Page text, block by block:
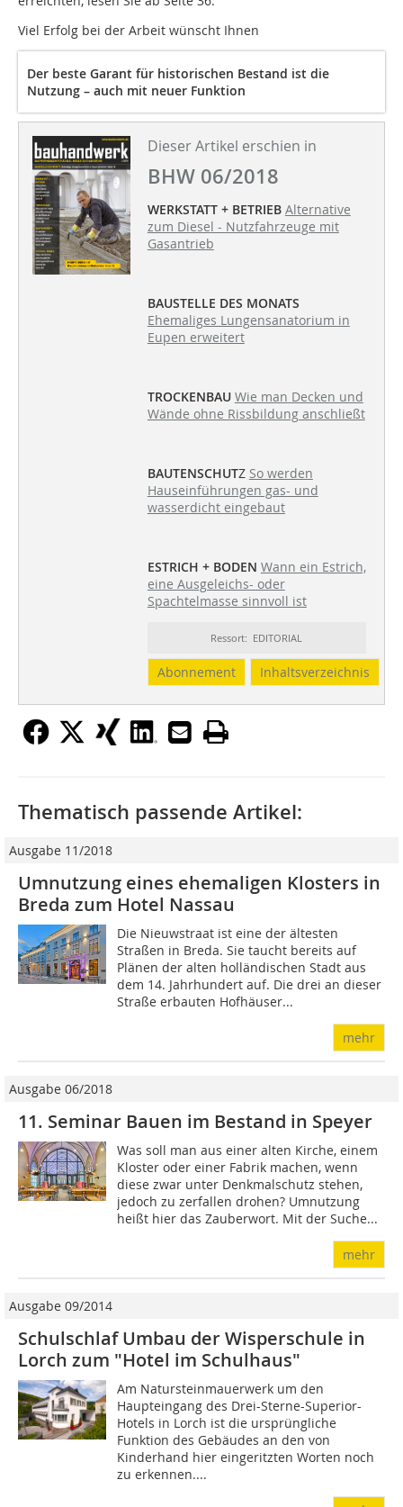
Viel Erfolg bei der Arbeit wünscht Ihnen
Der beste Garant für historischen Bestand ist die
Nutzung – auch mit neuer Funktion
Dieser Artikel erschien in
BHW 06/2018
WERKSTATT + BETRIEB Alternative
zum Diesel - Nutzfahrzeuge mit
Gasantrieb
BAUSTELLE DES MONATS
Ehemaliges Lungensanatorium in
Eupen erweitert
TROCKENBAU Wie man Decken und
Wände ohne Rissbildung anschließt
BAUTENSCHUTZ So werden
Hauseinführungen gas- und
wasserdicht eingebaut
ESTRICH + BODEN Wann ein Estrich,
eine Ausgeleichs- oder
Spachtelmasse sinnvoll ist
Ressort: EDITORIAL
Abonnement Inhaltsverzeichnis
Thematisch passende Artikel:
Ausgabe 11/2018
Umnutzung eines ehemaligen Klosters in
Breda zum Hotel Nassau
Die Nieuwstraat ist eine der ältesten
Straßen in Breda. Sie taucht bereits auf
Plänen der alten holländischen Stadt aus
dem 14. Jahrhundert auf. Die drei an dieser
Straße erbauten Hofhäuser...
mehr
Ausgabe 06/2018
11. Seminar Bauen im Bestand in Speyer
Was soll man aus einer alten Kirche, einem
Kloster oder einer Fabrik machen, wenn
diese zwar unter Denkmalschutz stehen,
jedoch zu zerfallen drohen? Umnutzung
heißt hier das Zauberwort. Mit der Suche...
mehr
Ausgabe 09/2014
Schulschlaf Umbau der Wisperschule in
Lorch zum "Hotel im Schulhaus"
Am Natursteinmauerwerk um den
Haupteingang des Drei-Sterne-Superior-
Hotels in Lorch ist die ursprüngliche
Funktion des Gebäudes an den von
Kinderhand hier eingeritzten Worten noch
zu erkennen....